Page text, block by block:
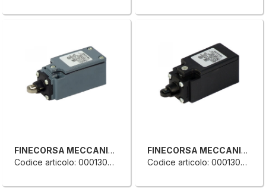
FINECORSA MECCANICO SINGOLO
Codice articolo: 0001309727H
FINECORSA MECCANICO SINGOLO
Codice articolo: 0001309726F